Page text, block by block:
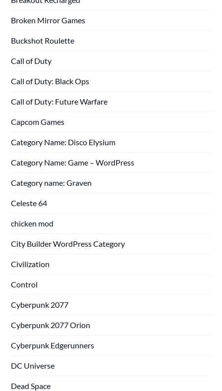
Broken Mirror Games
Buckshot Roulette
Call of Duty
Call of Duty: Black Ops
Call of Duty: Future Warfare
Capcom Games
Category Name: Disco Elysium
Category Name: Game – WordPress
Category name: Graven
Celeste 64
chicken mod
City Builder WordPress Category
Civilization
Control
Cyberpunk 2077
Cyberpunk 2077 Orion
Cyberpunk Edgerunners
DC Universe
Dead Space